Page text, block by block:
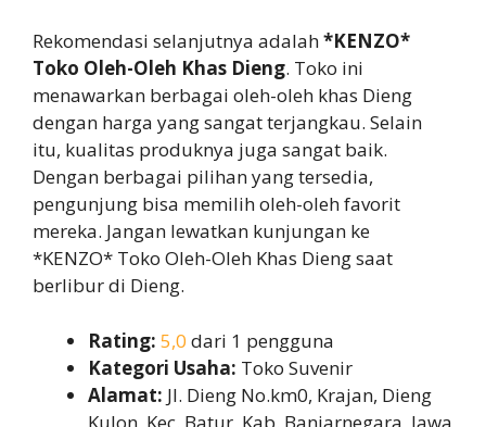
Rekomendasi selanjutnya adalah*KENZO*
Toko Oleh-Oleh Khas Dieng. Toko ini
menawarkan berbagai oleh-oleh khas Dieng
dengan harga yang sangat terjangkau. Selain
itu, kualitas produknya juga sangat baik.
Dengan berbagai pilihan yang tersedia,
pengunjung bisa memilih oleh-oleh favorit
mereka. Jangan lewatkan kunjungan ke
*KENZO* Toko Oleh-Oleh Khas Dieng saat
berlibur di Dieng.
Rating: 5,0 dari 1 pengguna
Kategori Usaha: Toko Suvenir
Alamat: Jl. Dieng No.km0, Krajan, Dieng
Kulon, Kec. Batur, Kab. Banjarnegara, Jawa